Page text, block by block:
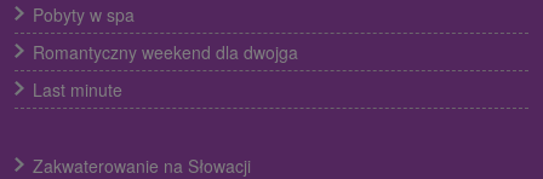
Pobyty w spa
Romantyczny weekend dla dwojga
Last minute
Zakwaterowanie na Słowacji